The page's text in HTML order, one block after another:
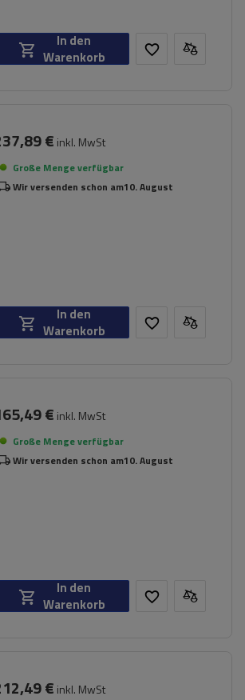
In den
Warenkorb
€ inkl. MwSt
Große Menge verfügbar
Wir versenden schon am10. August
In den
Warenkorb
€ inkl. MwSt
Große Menge verfügbar
Wir versenden schon am10. August
In den
Warenkorb
€ inkl. MwSt